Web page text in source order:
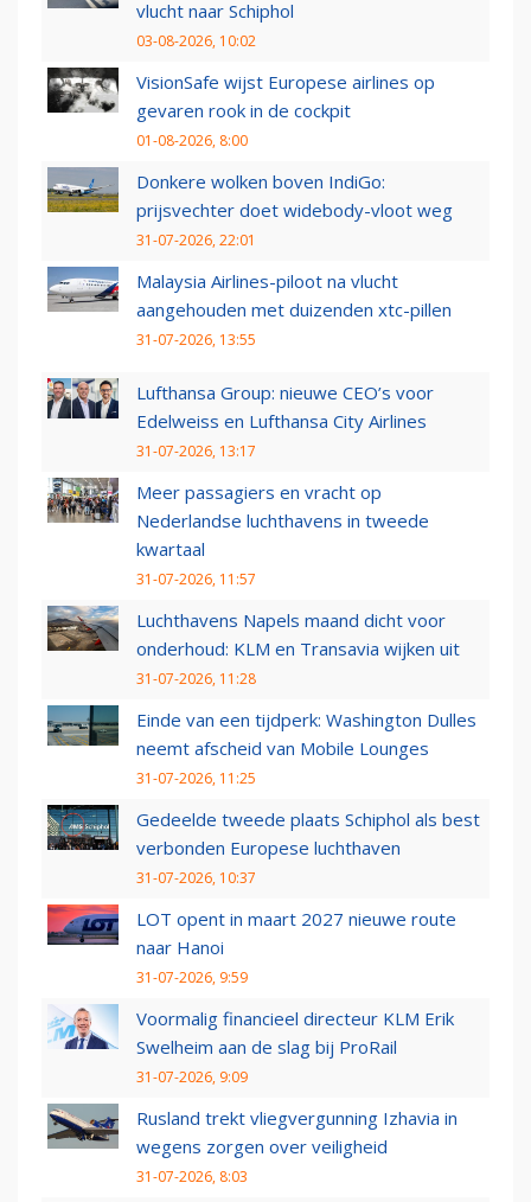
vlucht naar Schiphol
03-08-2026, 10:02
VisionSafe wijst Europese airlines op
gevaren rook in de cockpit
01-08-2026, 8:00
Donkere wolken boven IndiGo:
prijsvechter doet widebody-vloot weg
31-07-2026, 22:01
Malaysia Airlines-piloot na vlucht
aangehouden met duizenden xtc-pillen
31-07-2026, 13:55
Lufthansa Group: nieuwe CEO’s voor
Edelweiss en Lufthansa City Airlines
31-07-2026, 13:17
Meer passagiers en vracht op
Nederlandse luchthavens in tweede
kwartaal
31-07-2026, 11:57
Luchthavens Napels maand dicht voor
onderhoud: KLM en Transavia wijken uit
31-07-2026, 11:28
Einde van een tijdperk: Washington Dulles
neemt afscheid van Mobile Lounges
31-07-2026, 11:25
Gedeelde tweede plaats Schiphol als best
verbonden Europese luchthaven
31-07-2026, 10:37
LOT opent in maart 2027 nieuwe route
naar Hanoi
31-07-2026, 9:59
Voormalig financieel directeur KLM Erik
Swelheim aan de slag bij ProRail
31-07-2026, 9:09
Rusland trekt vliegvergunning Izhavia in
wegens zorgen over veiligheid
31-07-2026, 8:03